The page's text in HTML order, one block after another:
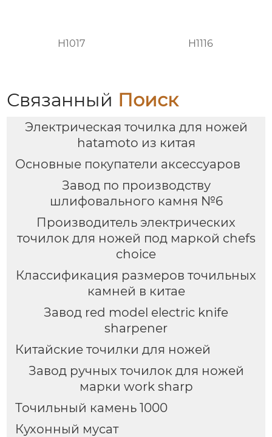
H1017 H1116
Связанный Поиск
Электрическая точилка для ножей
hatamoto из китая
Основные покупатели аксессуаров
Завод по производству
шлифовального камня №6
Производитель электрических
точилок для ножей под маркой chefs
choice
Классификация размеров точильных
камней в китае
Завод red model electric knife
sharpener
Китайские точилки для ножей
Завод ручных точилок для ножей
марки work sharp
Точильный камень 1000
Кухонный мусат